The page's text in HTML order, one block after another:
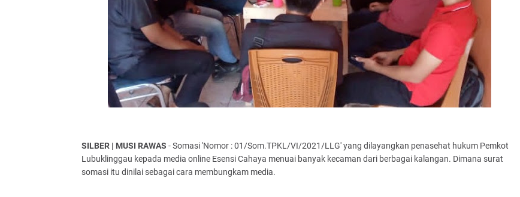
SILBER | MUSI RAWAS - Somasi 'Nomor : 01/Som.TPKL/VI/2021/LLG' yang dilayangkan penasehat hukum Pemkot
Lubuklinggau kepada media online Esensi Cahaya menuai banyak kecaman dari berbagai kalangan. Dimana surat
somasi itu dinilai sebagai cara membungkam media.